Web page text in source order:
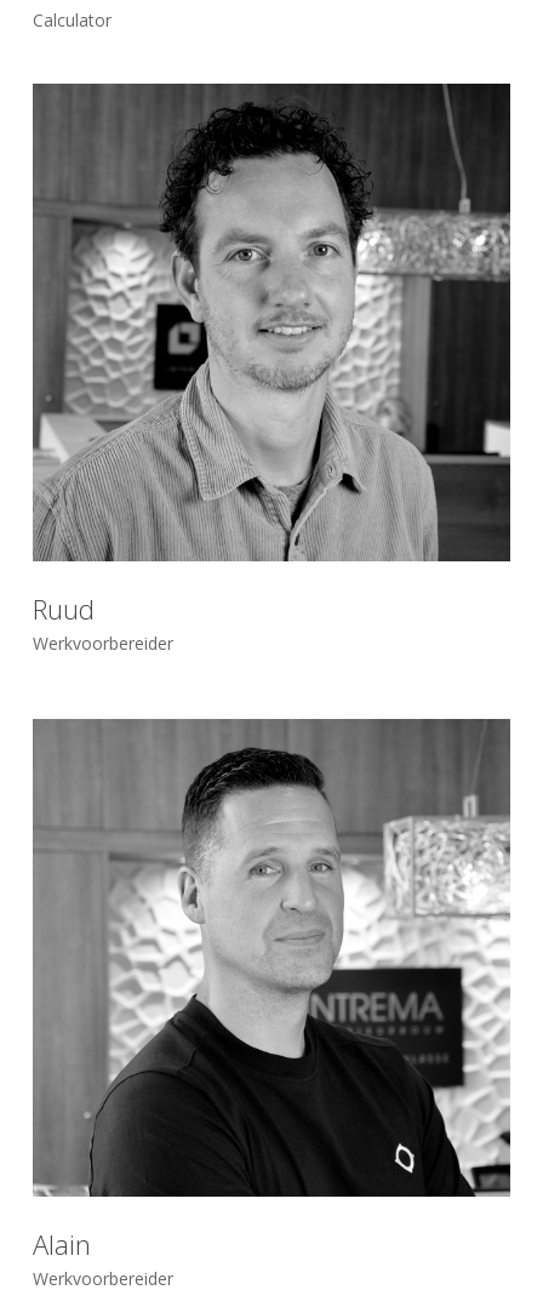
Calculator
Ruud
Werkvoorbereider
Alain
Werkvoorbereider